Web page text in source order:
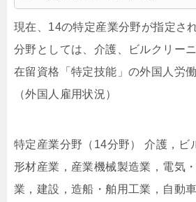
現在、14の特定産業分野が指定さ
分野としては、介護、ビルクリー
在留資格「特定技能」の外国人労
（外国人雇用状況）
特定産業分野（14分野） 介護，ビ
形材産業，産業機械製造業，電気
業，建設，造船・舶用工業，自動